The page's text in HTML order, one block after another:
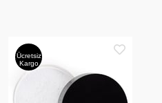
Ücretsiz
Kargo